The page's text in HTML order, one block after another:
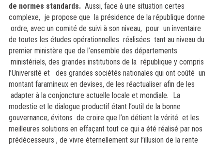
de normes standards. Aussi, face à une situation certes
complexe, je propose que la présidence de la république donne
ordre, avec un comité de suivi à son niveau, pour un inventaire
de toutes les études opérationnelles réalisées tant au niveau du
premier ministère que de l’ensemble des départements
ministériels, des grandes institutions de la république y compris
l’Université et des grandes sociétés nationales qui ont coûté un
montant faramineux en devises, de les réactualiser afin de les
adapter à la conjoncture actuelle locale et mondiale. La
modestie et le dialogue productif étant l’outil de la bonne
gouvernance, évitons de croire que l’on détient la vérité et les
meilleures solutions en effaçant tout ce qui a été réalisé par nos
prédécesseurs , de vivre éternellement sur l’illusion de la rente